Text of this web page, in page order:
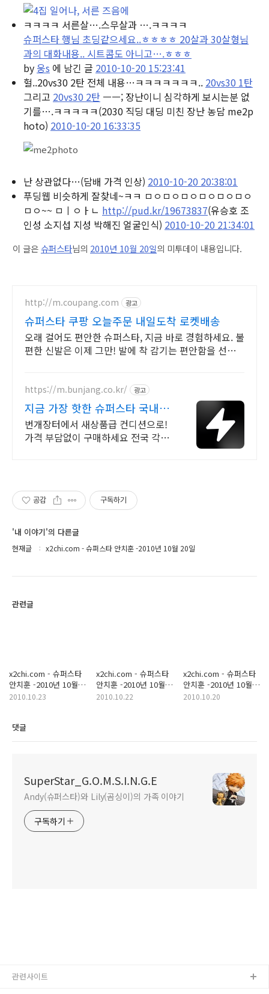
ㅋㅋㅋㅋ 서른살….스무살과 ….ㅋㅋㅋㅋ
슈퍼스타 행님 초딩같으세요..ㅎㅎㅎㅎ 20살과 30살형님
과의 대화내용.. 시트콤도 아니고….ㅎㅎㅎ
by 웅s 에 남긴 글 2010-10-20 15:23:41
헐..20vs30 2탄 전체 내용…ㅋㅋㅋㅋㅋㅋㅋ.. 20vs30 1탄
그리고 20vs30 2탄 ㅡㅡ; 장난이니 심각하게 보시는분 없
기를….ㅋㅋㅋㅋㅋ(2030 직딩 대딩 미친 장난 농담 me2p
hoto) 2010-10-20 16:33:35
난 상관없다…(담배 가격 인상) 2010-10-20 20:38:01
푸딩웹 비슷하게 잘찾네~ㅋㅋ ㅁㅇㅁㅇㅁㅇㅁㅇㅁㅇㅁㅇ
ㅁㅇ~~ ㅁㅣㅇㅏㄴ http://pud.kr/19673837(유승호 조
인성 소지섭 지성 박해진 얼굴인식) 2010-10-20 21:34:01
이 글은 슈퍼스타님의 2010년 10월 20일의 미투데이 내용입니다.
http://m.coupang.com 광고
슈퍼스타 쿠팡 오늘주문 내일도착 로켓배송
오래 걸어도 편안한 슈퍼스타, 지금 바로 경험하세요. 불
편한 신발은 이제 그만! 발에 착 감기는 편안함을 선물
https://m.bunjang.co.kr/ 광고
지금 가장 핫한 슈퍼스타 국내
최대 브랜드 중고거래
번개장터에서 새상품급 컨디션으로!
가격 부담없이 구매하세요 전국 각지
공감 구독하기
'내 이야기'의 다른글
현재글 x2chi.com - 슈퍼스타 안치훈 -2010년 10월 20일
관련글
x2chi.com - 슈퍼스타
안치훈 -2010년 10월
22일
2010.10.23
x2chi.com - 슈퍼스타
안치훈 -2010년 10월
21일
2010.10.22
x2chi.com - 슈퍼스타
안치훈 -2010년 10월
19일
2010.10.20
댓글
SuperStar_G.O.M.S.I.N.G.E
Andy(슈퍼스타)와 Lily(곰싱이)의 가족 이야기
구독하기
관련사이트